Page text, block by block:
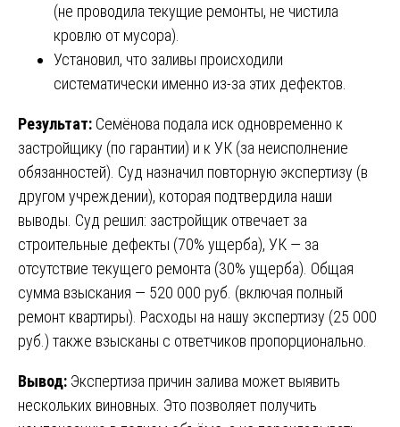
(не проводила текущие ремонты, не чистила
кровлю от мусора).
Установил, что заливы происходили
систематически именно из-за этих дефектов.
Результат: Семёнова подала иск одновременно к
застройщику (по гарантии) и к УК (за неисполнение
обязанностей). Суд назначил повторную экспертизу (в
другом учреждении), которая подтвердила наши
выводы. Суд решил: застройщик отвечает за
строительные дефекты (70% ущерба), УК — за
отсутствие текущего ремонта (30% ущерба). Общая
сумма взыскания — 520 000 руб. (включая полный
ремонт квартиры). Расходы на нашу экспертизу (25 000
руб.) также взысканы с ответчиков пропорционально.
Вывод: Экспертиза причин залива может выявить
нескольких виновных. Это позволяет получить